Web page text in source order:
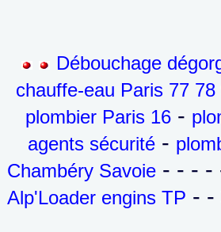
Débouchage
chauffe-eau Paris 77
plombier Paris 16 -
agents sécurité -
Chambéry Savoie - - - -
Alp'Loader engins TP - -